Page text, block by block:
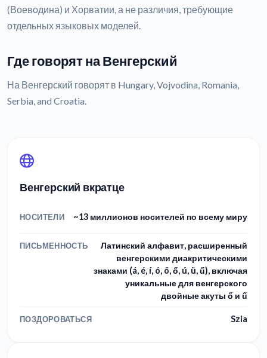
(Воеводина) и Хорватии, а не различия, требующие
отдельных языковых моделей.
Где говорят на Венгерский
На Венгерский говорят в Hungary, Vojvodina, Romania,
Serbia, and Croatia.
Венгерский вкратце
НОСИТЕЛИ ~13 миллионов носителей по всему миру
ПИСЬМЕННОСТЬ
Латинский алфавит, расширенный
венгерскими диакритическими
знаками (á, é, í, ó, ö, ő, ú, ü, ű), включая
уникальные для венгерского
двойные акуты ő и ű
ПОЗДОРОВАТЬСЯ Szia